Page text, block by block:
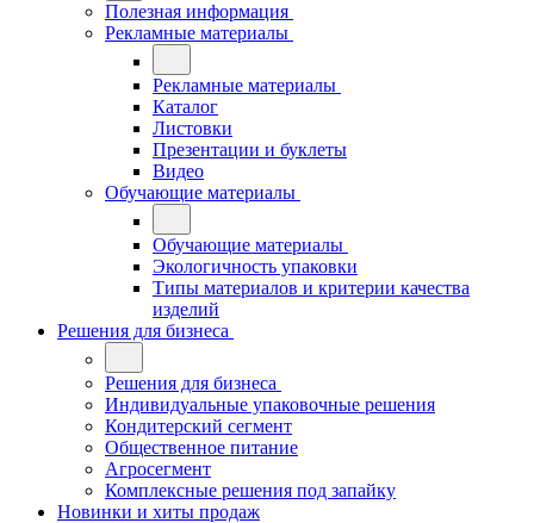
Полезная информация
Рекламные материалы
Рекламные материалы
Каталог
Листовки
Презентации и буклеты
Видео
Обучающие материалы
Обучающие материалы
Экологичность упаковки
Типы материалов и критерии качества
изделий
Решения для бизнеса
Решения для бизнеса
Индивидуальные упаковочные решения
Кондитерский сегмент
Общественное питание
Агросегмент
Комплексные решения под запайку
Новинки и хиты продаж